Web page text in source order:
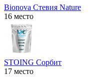
Bionova Стевия Nature
16 место
STOING Сорбит
17 место